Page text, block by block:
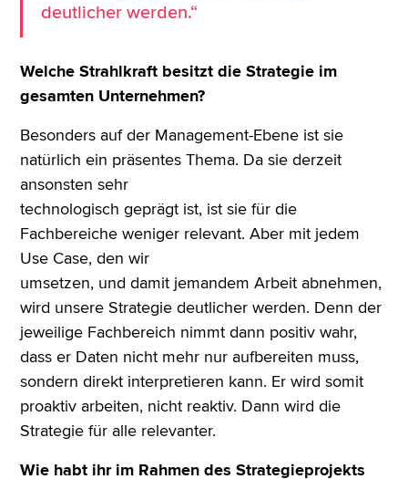
deutlicher werden.“
Welche Strahlkraft besitzt die Strategie im
gesamten Unternehmen?
Besonders auf der Management-Ebene ist sie
natürlich ein präsentes Thema. Da sie derzeit
ansonsten sehr
technologisch geprägt ist, ist sie für die
Fachbereiche weniger relevant. Aber mit jedem
Use Case, den wir
umsetzen, und damit jemandem Arbeit abnehmen,
wird unsere Strategie deutlicher werden. Denn der
jeweilige Fachbereich nimmt dann positiv wahr,
dass er Daten nicht mehr nur aufbereiten muss,
sondern direkt interpretieren kann. Er wird somit
proaktiv arbeiten, nicht reaktiv. Dann wird die
Strategie für alle relevanter.
Wie habt ihr im Rahmen des Strategieprojekts